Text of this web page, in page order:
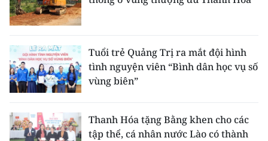
THỜI NAY
NHÂN DÂN HẰNG THÁNG
MUA BÁO
ĐỌC BÁO IN
Tuổi trẻ Quảng Trị ra mắt đội hình
tình nguyện viên “Bình dân học vụ số
vùng biên”
Thanh Hóa tặng Bằng khen cho các
tập thể, cá nhân nước Lào có thành